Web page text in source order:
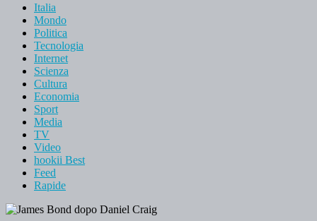
Italia
Mondo
Politica
Tecnologia
Internet
Scienza
Cultura
Economia
Sport
Media
TV
Video
hookii Best
Feed
Rapide